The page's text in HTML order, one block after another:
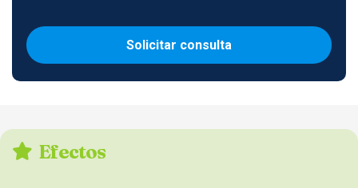
Solicitar consulta
Efectos